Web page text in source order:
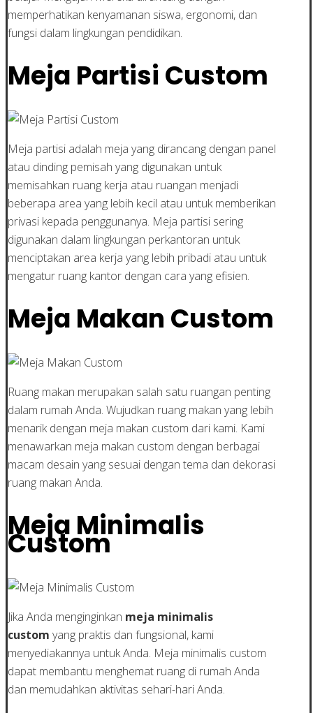
memperhatikan kenyamanan siswa, ergonomi, dan
fungsi dalam lingkungan pendidikan.
Meja Partisi Custom
Meja partisi adalah meja yang dirancang dengan panel
atau dinding pemisah yang digunakan untuk
memisahkan ruang kerja atau ruangan menjadi
beberapa area yang lebih kecil atau untuk memberikan
privasi kepada penggunanya. Meja partisi sering
digunakan dalam lingkungan perkantoran untuk
menciptakan area kerja yang lebih pribadi atau untuk
mengatur ruang kantor dengan cara yang efisien.
Meja Makan Custom
Ruang makan merupakan salah satu ruangan penting
dalam rumah Anda. Wujudkan ruang makan yang lebih
menarik dengan meja makan custom dari kami. Kami
menawarkan meja makan custom dengan berbagai
macam desain yang sesuai dengan tema dan dekorasi
ruang makan Anda.
Meja Minimalis
Custom
Jika Anda menginginkan meja minimalis
custom yang praktis dan fungsional, kami
menyediakannya untuk Anda. Meja minimalis custom
dapat membantu menghemat ruang di rumah Anda
dan memudahkan aktivitas sehari-hari Anda.